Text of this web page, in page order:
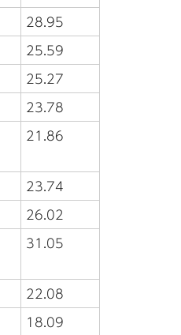
28.95
25.59
25.27
23.78
21.86
23.74
26.02
31.05
22.08
18.09